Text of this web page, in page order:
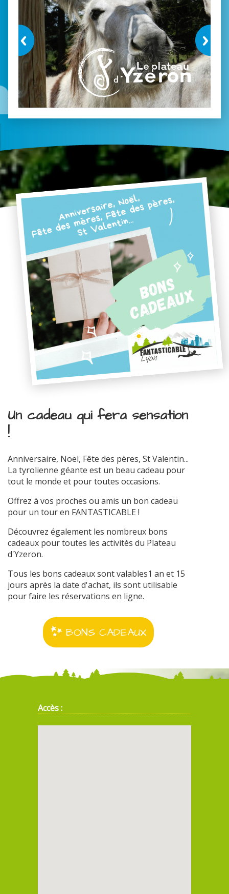
Un cadeau qui fera sensation
!
Anniversaire, Noël, Fête des pères, St Valentin...
La tyrolienne géante est un beau cadeau pour
tout le monde et pour toutes occasions.
Offrez à vos proches ou amis un bon cadeau
pour un tour en FANTASTICABLE !
Découvrez également les nombreux bons
cadeaux pour toutes les activités du Plateau
d'Yzeron.
Tous les bons cadeaux sont valables1 an et 15
jours après la date d'achat, ils sont utilisable
pour faire les réservations en ligne.
BONS CADEAUX
Accès :